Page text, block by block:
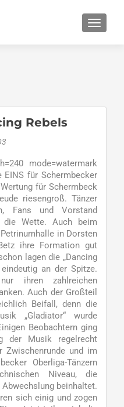
Rebels
mode=watermark
für Schermbecker
für Schermbeck
riesengroß. Tänzer
Fans und Vorstand
Wette. Auch beim
in Dorsten
ihre Formation gut
lagen die „Dancing
an der Spitze.
ihren zahlreichen
Auch der Großteil
Beifall, denn die
„Gladiator“ wurde
Beobachtern ging
der Musik regelrecht
und im
Oberliga-Tänzern
Niveau, die
beinhaltet.
sich einig und zogen